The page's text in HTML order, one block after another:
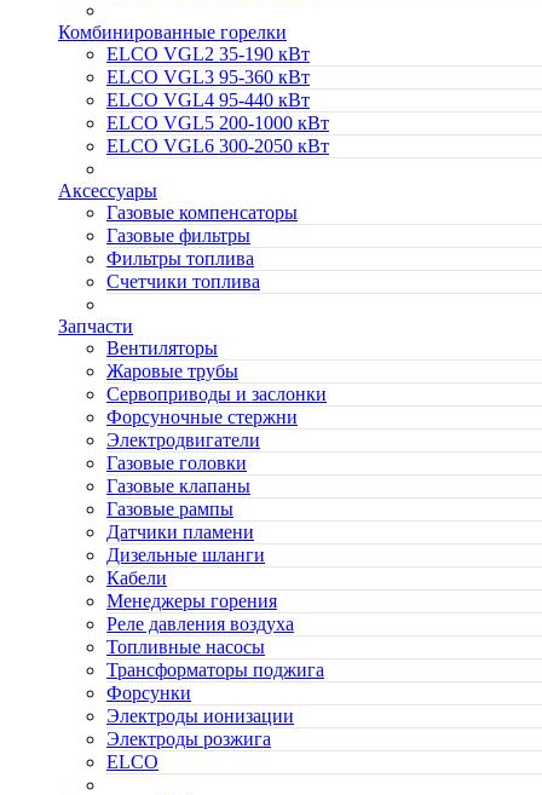
Комбинированные горелки
ELCO VGL2 35-190 кВт
ELCO VGL3 95-360 кВт
ELCO VGL4 95-440 кВт
ELCO VGL5 200-1000 кВт
ELCO VGL6 300-2050 кВт
Аксессуары
Газовые компенсаторы
Газовые фильтры
Фильтры топлива
Счетчики топлива
Запчасти
Вентиляторы
Жаровые трубы
Сервоприводы и заслонки
Форсуночные стержни
Электродвигатели
Газовые головки
Газовые клапаны
Газовые рампы
Датчики пламени
Дизельные шланги
Кабели
Менеджеры горения
Реле давления воздуха
Топливные насосы
Трансформаторы поджига
Форсунки
Электроды ионизации
Электроды розжига
ELCO